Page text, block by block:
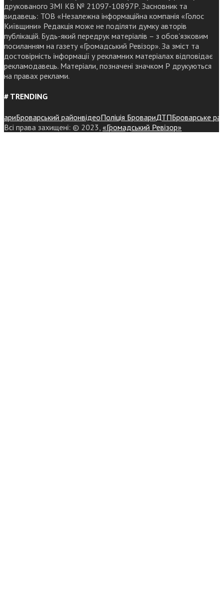
друкованого ЗМІ КВ № 21097-10897Р. Засновник та
видавець: ТОВ «Незалежна інформаційна компанія «Голос
Київщини» Редакція може не поділяти думку авторів
публікацій. Будь-який передрук матеріалів – з обов’язковим
посиланням на газету «Громадський Ревізор». За зміст та
достовірність інформації у рекламних матеріалах відповідає
рекламодавець. Матеріали, позначені значком Р друкуються
на правах реклами.
# TRENDING
Броварський районвідеоПоліція БровариДТПБроварське
Всі права захищені: © 2023, «Громадський Ревізор»